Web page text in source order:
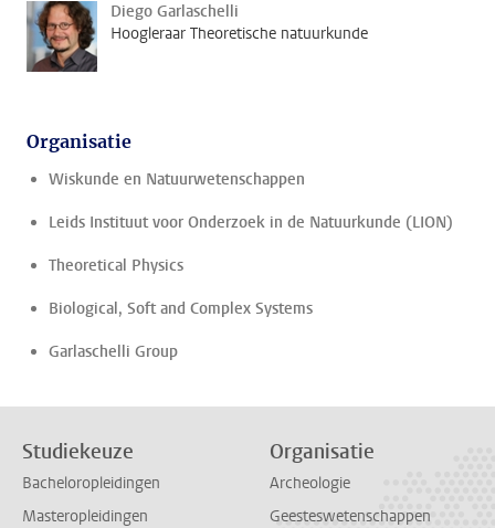
Diego Garlaschelli
Hoogleraar Theoretische natuurkunde
Organisatie
Wiskunde en Natuurwetenschappen
Leids Instituut voor Onderzoek in de Natuurkunde (LION)
Theoretical Physics
Biological, Soft and Complex Systems
Garlaschelli Group
Studiekeuze
Bacheloropleidingen
Masteropleidingen
Organisatie
Archeologie
Geesteswetenschappen